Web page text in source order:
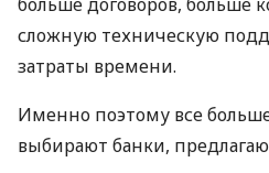
сложную техническую
затраты времени.
Именно поэтому все
выбирают банки,